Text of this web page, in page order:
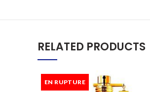
RELATED PRODUCTS
EN RUPTURE